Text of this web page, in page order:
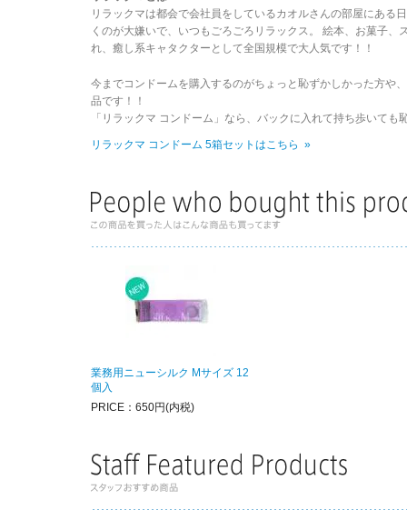
リラックマは都会で会社員をしているカオルさんの部屋にある
くのが大嫌いで、いつもごろごろリラックス。 絵本、お菓子
れ、癒し系キャタクターとして全国規模で大人気です！！
今までコンドームを購入するのがちょっと恥ずかしかった方や
品です！！
「リラックマ コンドーム」なら、バックに入れて持ち歩いても
リラックマ コンドーム 5箱セットはこちら »
業務用ニューシルク Mサイズ 12
個入
PRICE：650円(内税)